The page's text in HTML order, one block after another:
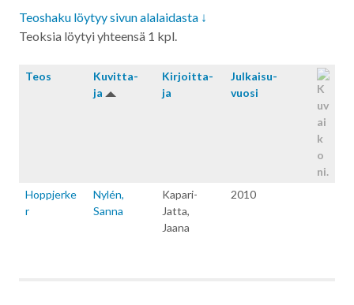
Teoshaku löytyy sivun alalaidasta ↓
Teoksia löytyi yhteensä 1 kpl.
Teos
Kuvitta­
ja
Kirjoitta­
ja
Julkaisu­
vuosi
Hoppjerke
r
Nylén,
Sanna
Kapari-
Jatta,
Jaana
2010